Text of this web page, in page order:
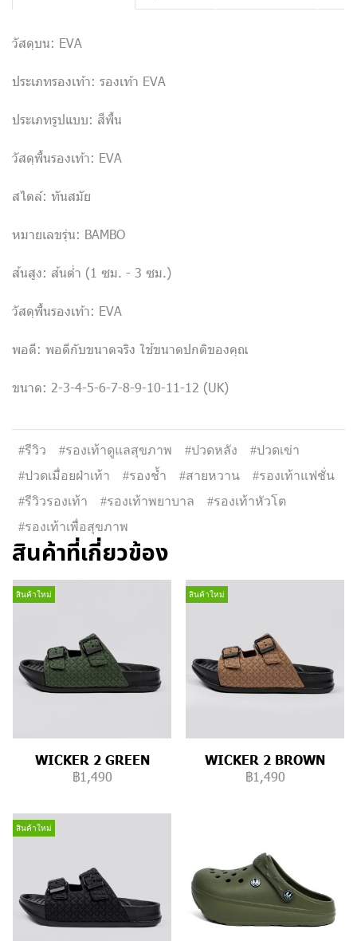
วัสดุบน: EVA
ประเภทรองเท้า: รองเท้า EVA
ประเภทรูปแบบ: สีพื้น
วัสดุพื้นรองเท้า: EVA
สไตล์: ทันสมัย
หมายเลขรุ่น: BAMBO
ส้นสูง: ส้นต่ำ (1 ซม. - 3 ซม.)
วัสดุพื้นรองเท้า: EVA
พอดี: พอดีกับขนาดจริง ใช้ขนาดปกติของคุณ
ขนาด: 2-3-4-5-6-7-8-9-10-11-12 (UK)
#รีวิว #รองเท้าดูแลสุขภาพ #ปวดหลัง
#ปวดเข่า
#ปวดเมื่อยฝ่าเท้า
#รองช้ำ #สายหวาน
#รองเท้าแฟชั่น
#รีวิวรองเท้า
#รองเท้าพยาบาล
#รองเท้าหัวโต
#รองเท้าเพื่อสุขภาพ
สินค้าที่เกี่ยวข้อง
สินค้าใหม่
WICKER 2 GREEN
฿1,490
สินค้าใหม่
WICKER 2 BROWN
฿1,490
สินค้าใหม่